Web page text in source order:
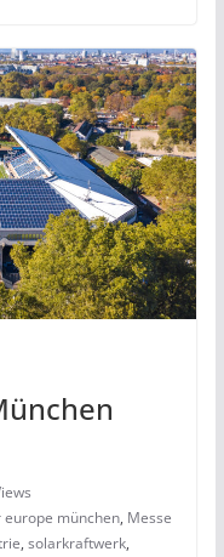
münchen, Messe
, solarkraftwerk,